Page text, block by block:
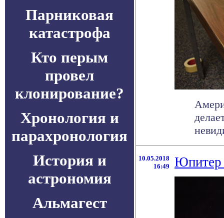
Парниковая
катастрофа
Кто перым
провел
клонирование?
Хронология и
парахронология
История и
астрономия
Альмагест
10.05.2018
16:49
Юпитер